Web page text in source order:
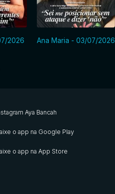
2026 Ana Maria - 03/07/2026
Aya Bancah
o app na Google Play
o app na App Store